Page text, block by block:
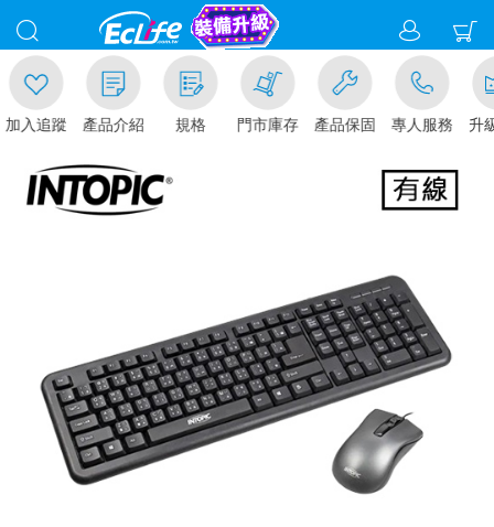
加入追蹤 產品介紹 規格 門市庫存 產品保固 專人服務 升